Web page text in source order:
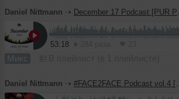
Daniel Nittmann ➝ December 17 Podcast [PUR PUR iBAR]
53:18
Микс
Daniel Nittmann ➝ #FACE2FACE Podcast vol.4 [Pur Pur iBar]